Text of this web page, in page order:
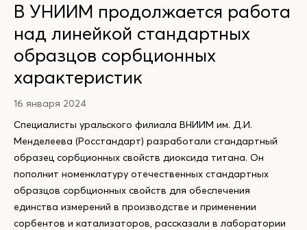
В УНИИМ продолжается работа
над линейкой стандартных
образцов сорбционных
характеристик
16 января 2024
Специалисты уральского филиала ВНИИМ им. Д.И.
Менделеева (Росстандарт) разработали стандартный
образец сорбционных свойств диоксида титана. Он
пополнит номенклатуру отечественных стандартных
образцов сорбционных свойств для обеспечения
единства измерений в производстве и применении
сорбентов и катализаторов, рассказали в лаборатории